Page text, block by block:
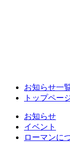
お知らせ一
トップペー
お知らせ
イベント
ローマンに